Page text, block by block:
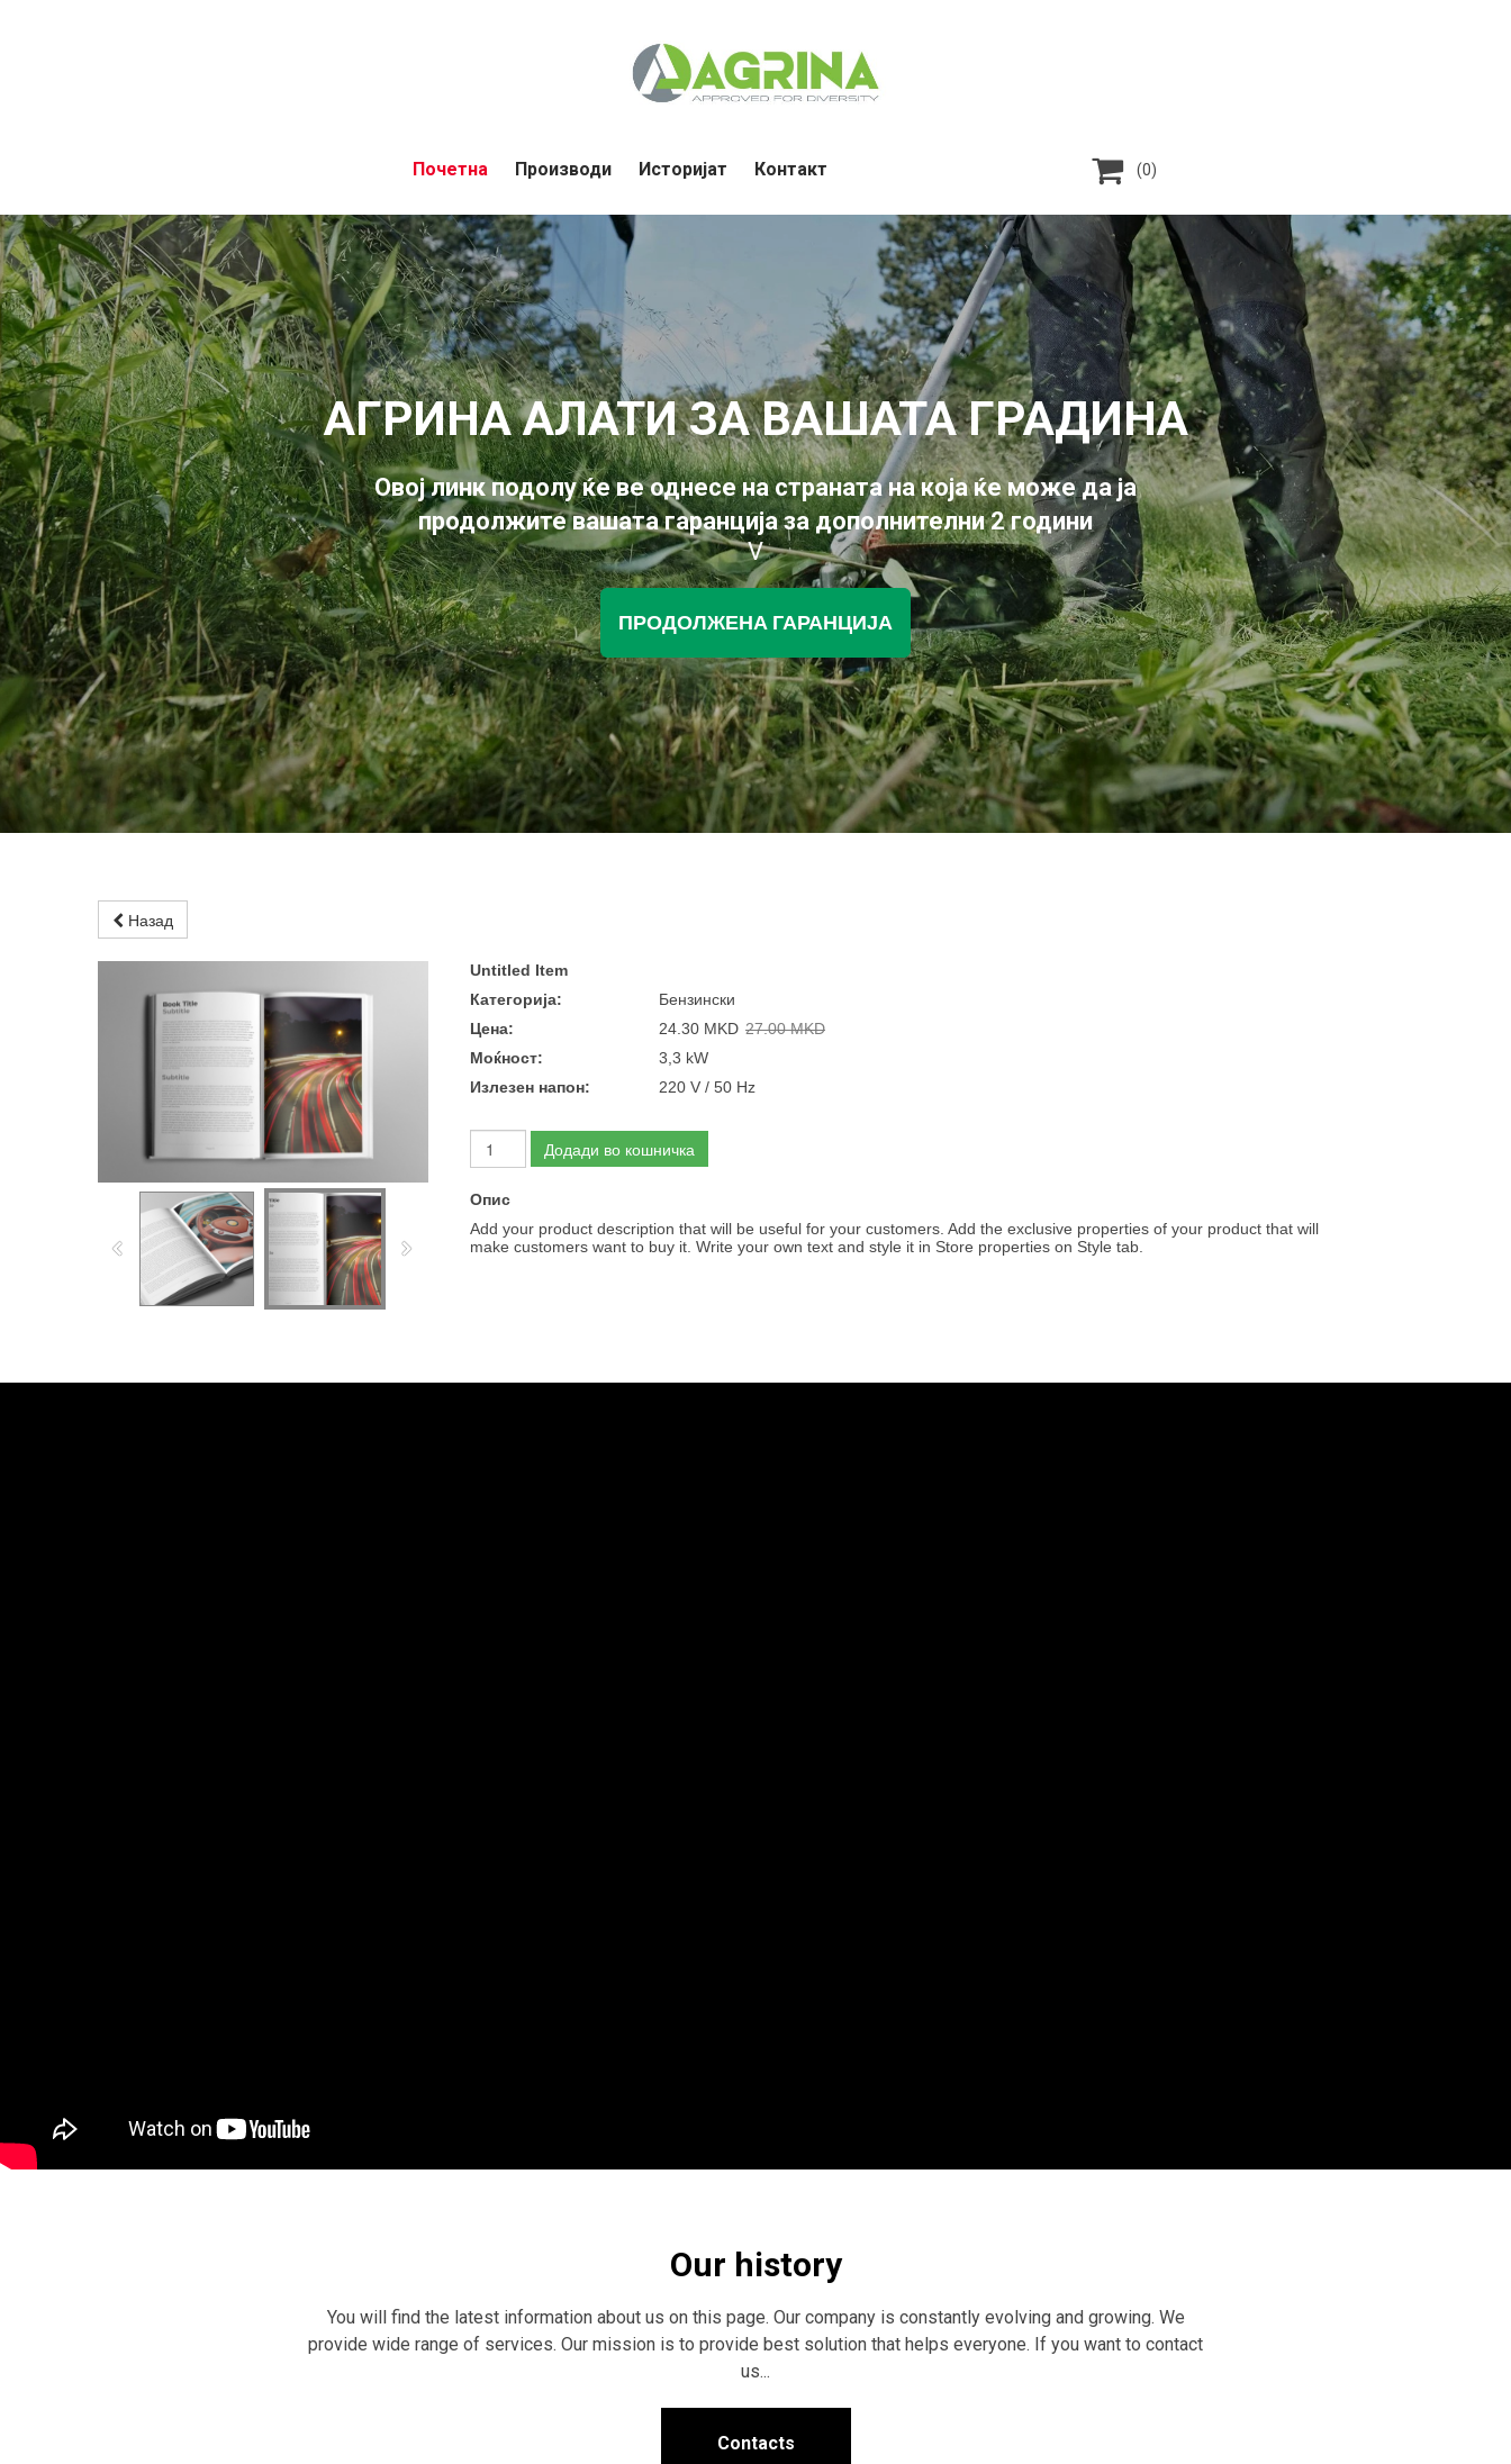
Почетна Производи Историјат Контакт  (0)
АГРИНА АЛАТИ ЗА ВАШАТА ГРАДИНА
Овој линк подолу ќе ве однесе на страната на која ќе може да ја
продолжите вашата гаранција за дополнителни 2 години
V
ПРОДОЛЖЕНА ГАРАНЦИЈА
Назад
Untitled Item
Категорија:
Бензински
Цена:
24.30 MKD 27.00 MKD
Моќност:
3,3 kW
Излезен напон:
220 V / 50 Hz
Додади во кошничка
Опис
Add your product description that will be useful for your customers. Add the exclusive properties of your product that will
make customers want to buy it. Write your own text and style it in Store properties on Style tab.
Our history
You will find the latest information about us on this page. Our company is constantly evolving and growing. We
provide wide range of services. Our mission is to provide best solution that helps everyone. If you want to contact
us...
Contacts